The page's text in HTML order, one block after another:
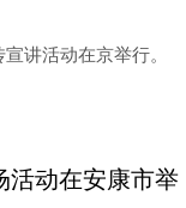
讲活动在京举行。
活动在安康市举